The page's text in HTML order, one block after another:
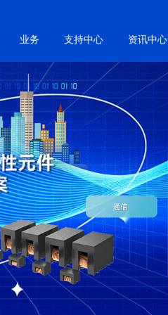
业务 支持中心 资讯中心